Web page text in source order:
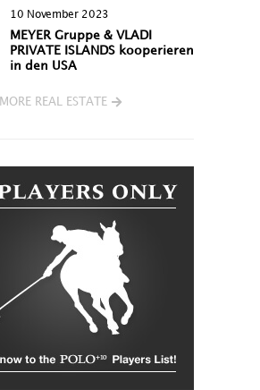
10 November 2023
MEYER Gruppe & VLADI
PRIVATE ISLANDS kooperieren
in den USA
MORE REAL ESTATE